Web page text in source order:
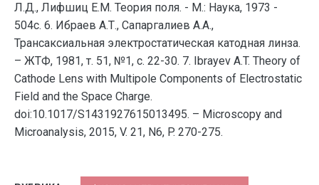
Л.Д., Лифшиц Е.М. Теория поля. - М.: Наука, 1973 -
504с. 6. Ибраев А.Т., Сапаргалиев А.А.,
Трансаксиальная электростатическая катодная линза.
– ЖТФ, 1981, т. 51, №1, с. 22-30. 7. Ibrayev A.T. Theory of
Cathode Lens with Multipole Components of Electrostatic
Field and the Space Charge.
doi:10.1017/S1431927615013495. – Microscopy and
Microanalysis, 2015, V. 21, N6, P. 270-275.